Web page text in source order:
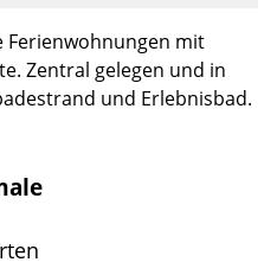
mit
Zentral gelegen und in
und Erlebnisbad.